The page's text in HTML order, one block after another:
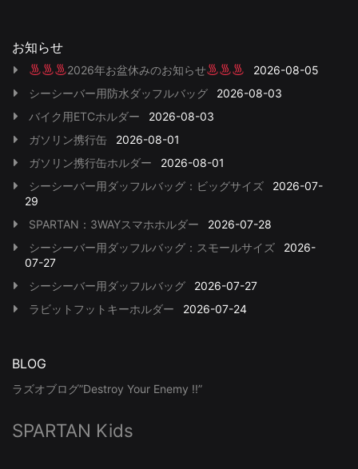
お知らせ
2026年お盆休みのお知らせ
2026-08-05
シーシーバー用防水ダッフルバッグ
2026-08-03
バイク用ETCホルダー
2026-08-03
ガソリン携行缶
2026-08-01
ガソリン携行缶ホルダー
2026-08-01
シーシーバー用ダッフルバッグ：ビッグサイズ
2026-07-
29
SPARTAN：3WAYスマホホルダー
2026-07-28
シーシーバー用ダッフルバッグ：スモールサイズ
2026-
07-27
シーシーバー用ダッフルバッグ
2026-07-27
ラビットフットキーホルダー
2026-07-24
BLOG
ラズオブログ”Destroy Your Enemy !!”
SPARTAN Kids